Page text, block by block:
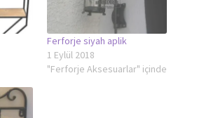
Ferforje siyah aplik
1 Eylül 2018
"Ferforje Aksesuarlar" içinde